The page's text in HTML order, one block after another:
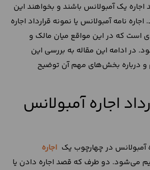
اجاره یک آمبولانس باشند و بخواهند این
اجاره نامه آمبولانس یا نمونه قرارداد اجاره
است که در این مواقع میان مالک و
در ادامه این مقاله به بررسی این
و درباره بخش‌های مهم آن توضیح
اجاره آمبولانس
آمبولانس در چهارچوب یک اجاره
می‌شود. دو طرف که قصد اجاره دادن یا